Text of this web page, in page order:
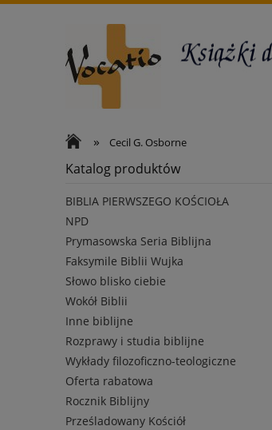
» Cecil G. Osborne
Katalog produktów
BIBLIA PIERWSZEGO KOŚCIOŁA
NPD
Prymasowska Seria Biblijna
Faksymile Biblii Wujka
Słowo blisko ciebie
Wokół Biblii
Inne biblijne
Rozprawy i studia biblijne
Wykłady filozoficzno-teologiczne
Oferta rabatowa
Rocznik Biblijny
Prześladowany Kościół